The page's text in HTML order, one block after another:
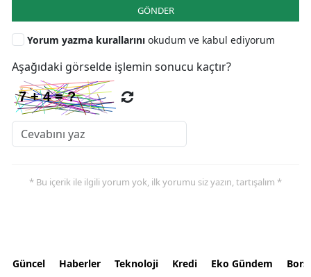
GÖNDER
Yorum yazma kurallarını okudum ve kabul ediyorum
Aşağıdaki görselde işlemin sonucu kaçtır?
* Bu içerik ile ilgili yorum yok, ilk yorumu siz yazın, tartışalım *
Güncel Haberler Teknoloji Kredi Eko Gündem